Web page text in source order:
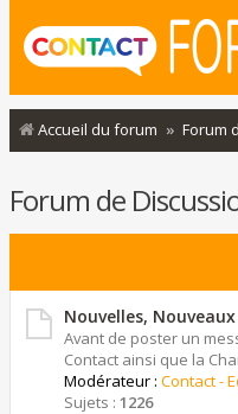
Accueil du forum Forum
Forum de
Nouvelles,
Avant de poster un
Contact ainsi que la
Modérateur : Contact -
Sujets : 1226